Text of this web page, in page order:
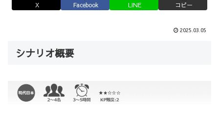
X Facebook LINE コピー
2025.03.05
シナリオ概要